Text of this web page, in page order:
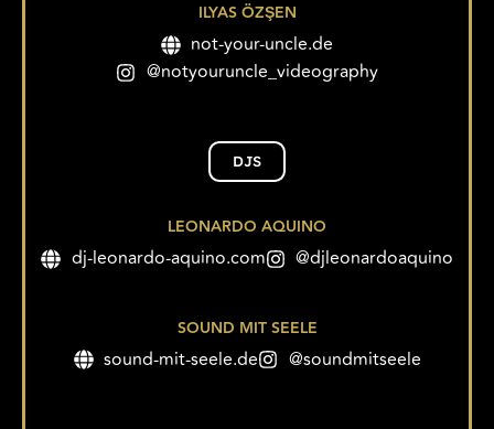
ILYAS ÖZŞEN
not-your-uncle.de
@notyouruncle_videography
DJS
LEONARDO AQUINO
dj-leonardo-aquino.com @djleonardoaquino
SOUND MIT SEELE
sound-mit-seele.de @soundmitseele